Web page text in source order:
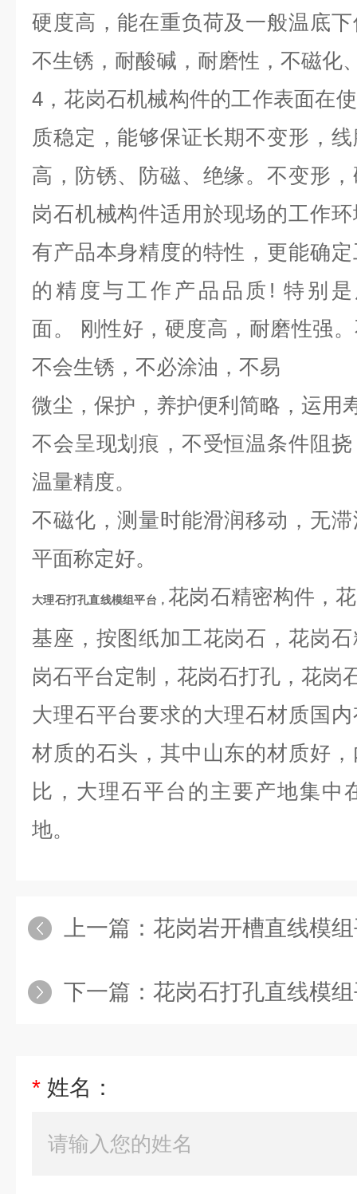
硬度高，能在重负荷及一般温底
不生锈，耐酸碱，耐磨性，不磁化
4，花岗石机械构件的工作表面在
质稳定，能够保证长期不变形，
高，防锈、防磁、绝缘。不变形
岗石机械构件适用於现场的工作
有产品本身精度的特性，更能确
的精度与工作产品品质! 特别
面。 刚性好，硬度高，耐磨性强
不会生锈，不必涂油，不易
微尘，保护，养护便利简略，运用
不会呈现划痕，不受恒温条件阻
温量精度。
不磁化，测量时能滑润移动，无
平面称定好。
大理石打孔直线模组平台 ，花岗石精密构件，
基座，按图纸加工花岗石，花岗
岗石平台定制，花岗石打孔，花岗
大理石平台要求的大理石材质国
材质的石头，其中山东的材质好
比，大理石平台的主要产地集中
地。
上一篇： 花岗岩开槽直线模
下一篇： 花岗石打孔直线模
* 姓名：